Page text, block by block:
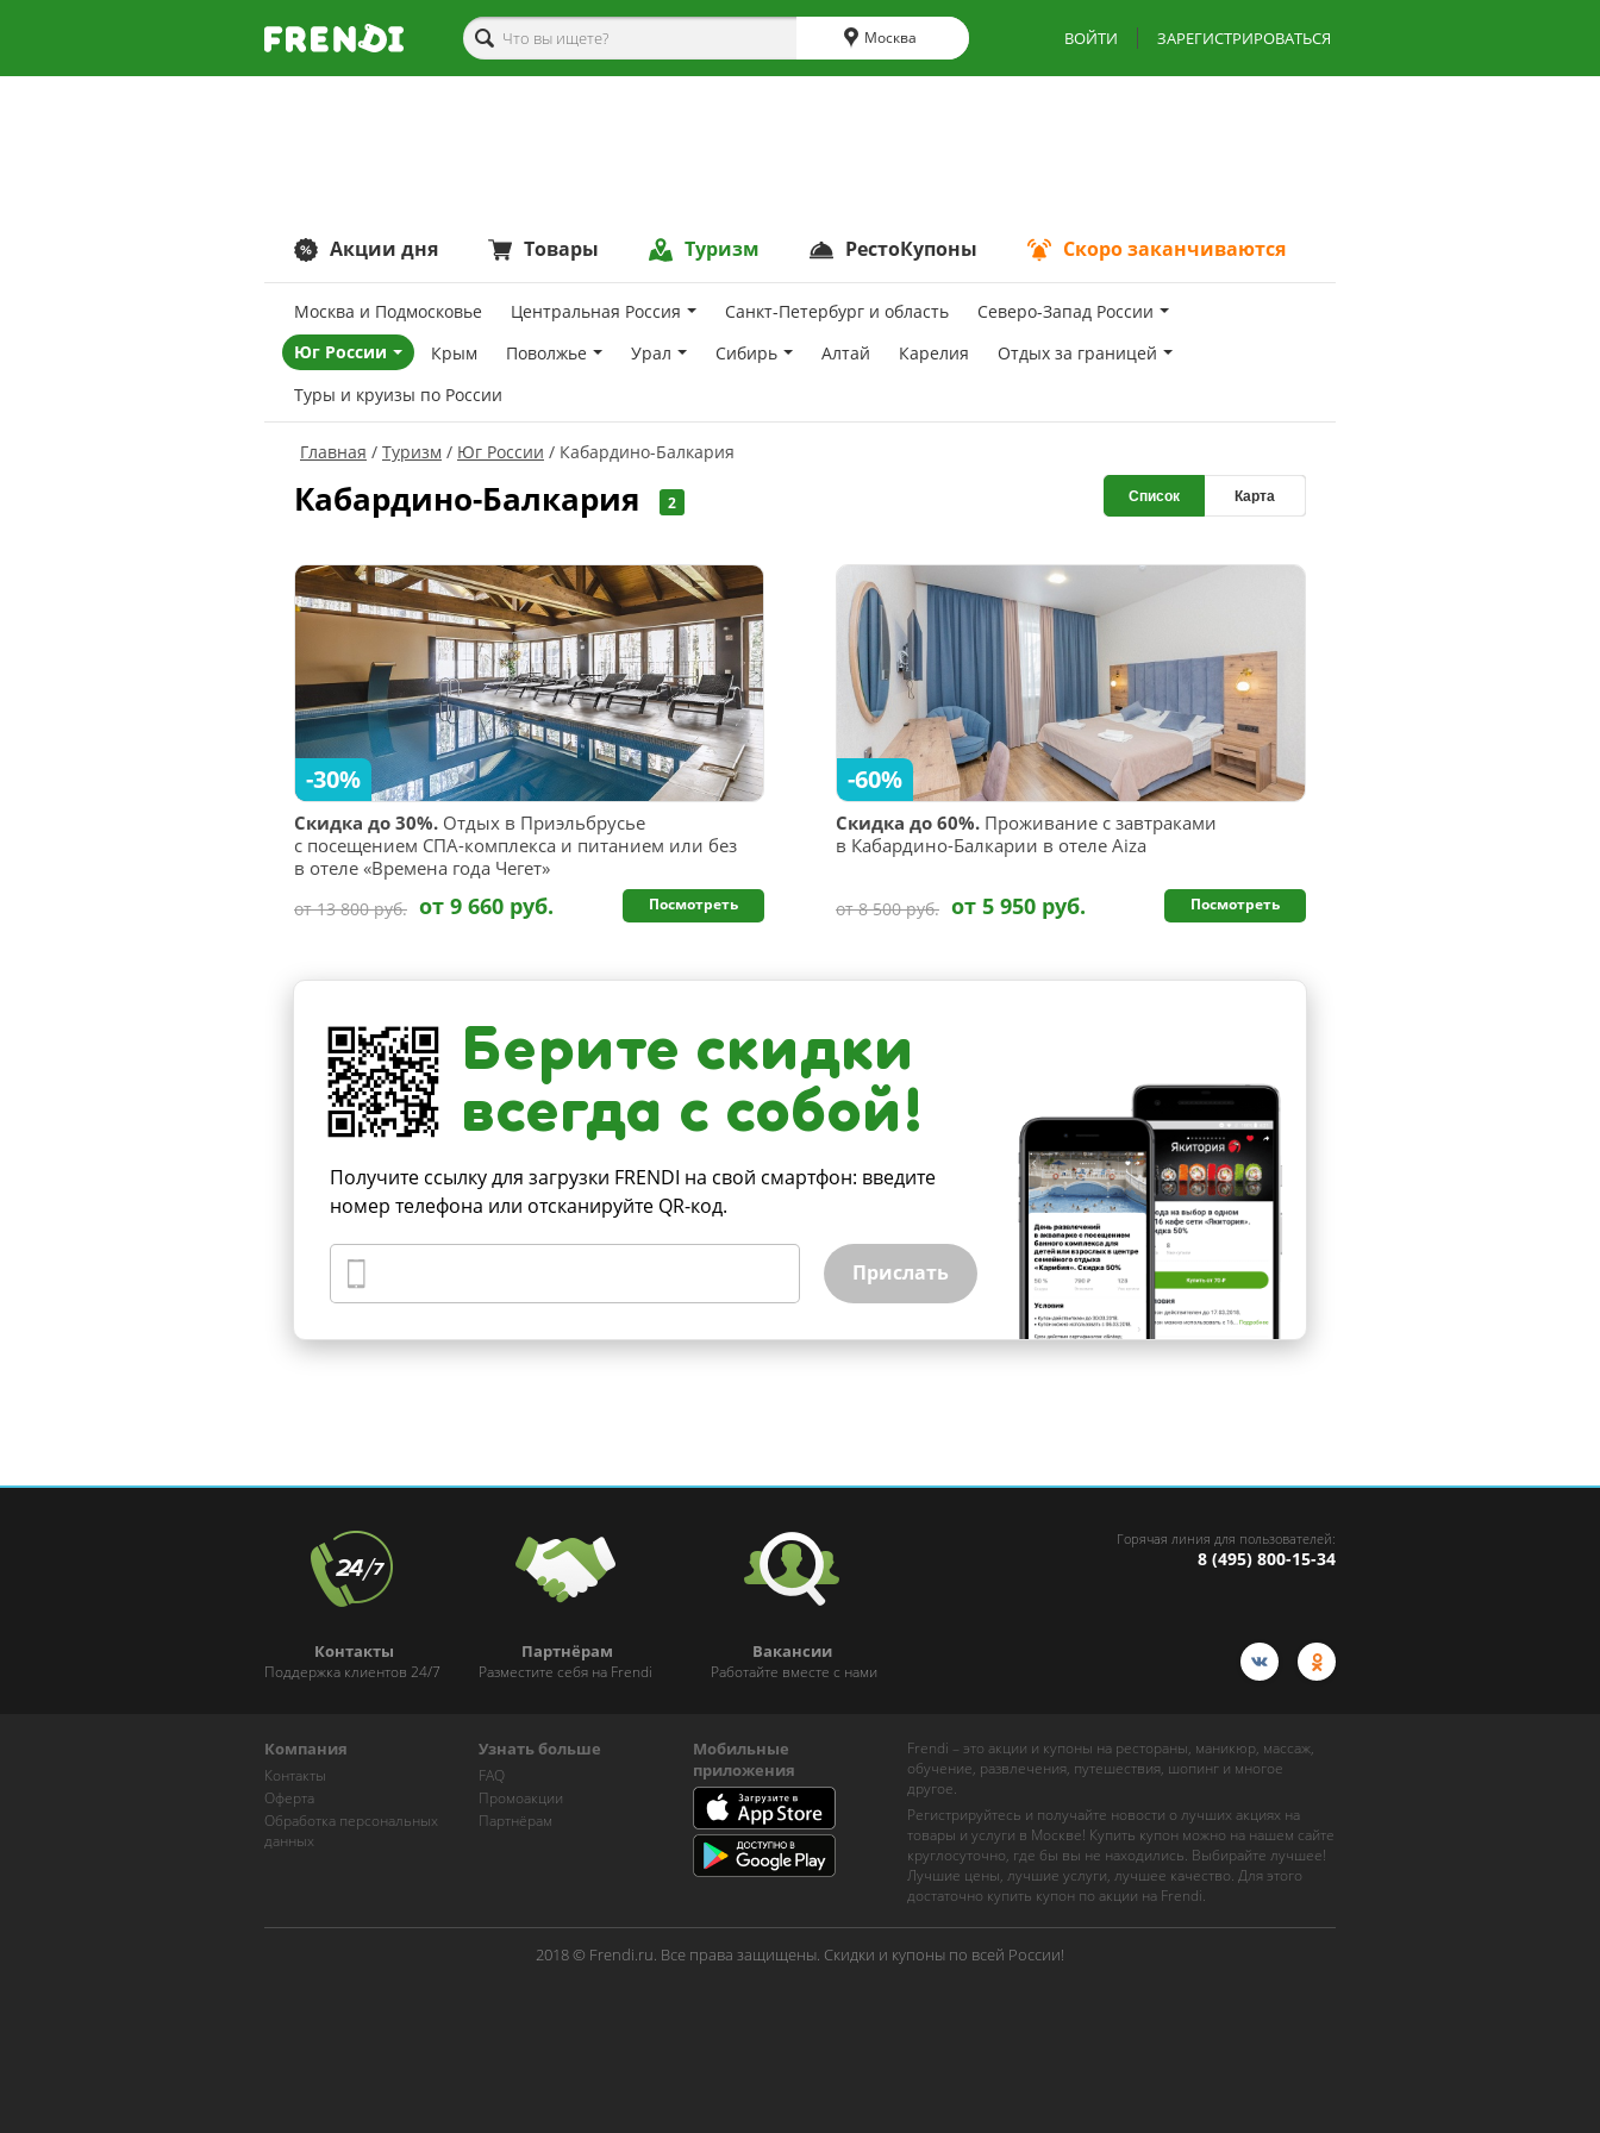
Москва ВОЙТИ ЗАРЕГИСТРИРОВАТЬСЯ
Акции дня Товары Туризм РестоКупоны Скоро заканчиваются
Москва и Подмосковье Центральная Россия Санкт-Петербург и область
Северо-Запад России
Юг России
Крым Поволжье Урал Сибирь Алтай Карелия
Отдых за границей
Туры и круизы по России
Главная Туризм Юг России Кабардино-Балкария
Кабардино-Балкария 2 Список Карта
Скидка до 30%. Отдых в Приэльбрусье
с посещением СПА-комплекса и питанием или без
в отеле «Времена года Чегет»
-30%
от 13 800 руб. от 9 660 руб. Посмотреть
Скидка до 60%. Проживание с завтраками
в Кабардино-Балкарии в отеле Aiza
-60%
от 8 500 руб. от 5 950 руб. Посмотреть
Берите скидки
всегда с собой!
Получите ссылку для загрузки FRENDI на свой смартфон: введите
номер телефона или отсканируйте QR-код.
Прислать
Контакты
Поддержка клиентов 24/7
Партнёрам
Разместите себя на Frendi
Вакансии
Работайте вместе с нами
Горячая линия для пользователей:
8 (495) 800-15-34
Компания
Контакты
Оферта
Обработка персональных
данных
Узнать больше
FAQ
Промоакции
Партнёрам
Мобильные
приложения
Frendi – это акции и купоны на рестораны, маникюр, массаж,
обучение, развлечения, путешествия, шопинг и многое
другое.
Регистрируйтесь и получайте новости о лучших акциях на
товары и услуги в Москве! Купить купон можно на нашем сайте
круглосуточно, где бы вы не находились. Выбирайте лучшее!
Лучшие цены, лучшие услуги, лучшее качество. Для этого
достаточно купить купон по акции на Frendi.
2018 © Frendi.ru. Все права защищены. Скидки и купоны по всей России!